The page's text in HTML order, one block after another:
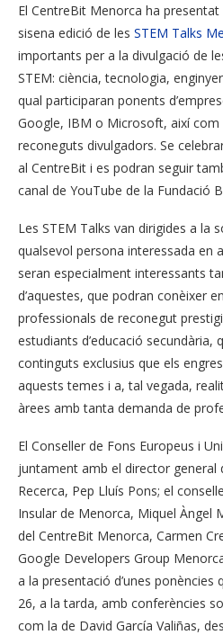
El CentreBit Menorca ha
sisena edició de les STEM Talks
importants per a la divulgació de
STEM: ciència, tecnologia,
qual participaran ponents
Google, IBM o Microsoft, així com
reconeguts divulgadors. Se
al CentreBit i es podran seguir
canal de YouTube de la Fundació
Les STEM Talks van dirigides a la
qualsevol persona interessada en
seran especialment interessants
d’aquestes, que podran conèixer
professionals de reconegut
estudiants d’educació secundària,
continguts exclusius que els
aquests temes i a, tal vegada,
àrees amb tanta demanda de
El Conseller de Fons Europeus i
juntament amb el director general
Recerca, Pep Lluís Pons; el
Insular de Menorca, Miquel Àngel
del CentreBit Menorca, Carmen
Google Developers Group
a la presentació d’unes
26, a la tarda, amb conferències
com la de David García Valiñas,